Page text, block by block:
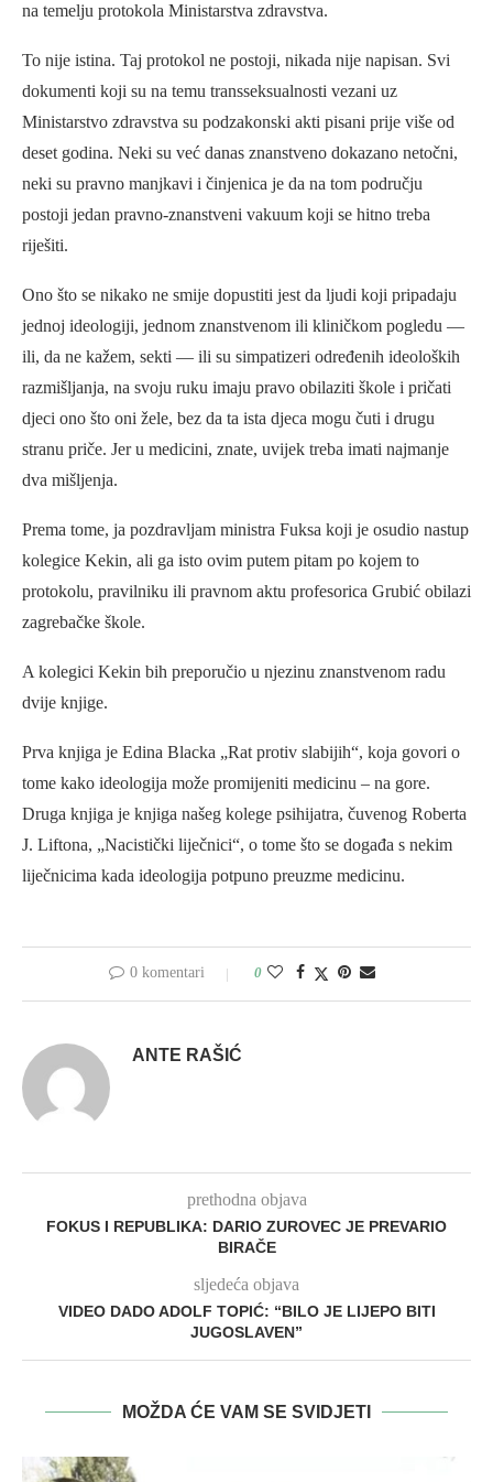
na temelju protokola Ministarstva zdravstva.
To nije istina. Taj protokol ne postoji, nikada nije napisan. Svi
dokumenti koji su na temu transseksualnosti vezani uz
Ministarstvo zdravstva su podzakonski akti pisani prije više od
deset godina. Neki su već danas znanstveno dokazano netočni,
neki su pravno manjkavi i činjenica je da na tom području
postoji jedan pravno-znanstveni vakuum koji se hitno treba
riješiti.
Ono što se nikako ne smije dopustiti jest da ljudi koji pripadaju
jednoj ideologiji, jednom znanstvenom ili kliničkom pogledu —
ili, da ne kažem, sekti — ili su simpatizeri određenih ideoloških
razmišljanja, na svoju ruku imaju pravo obilaziti škole i pričati
djeci ono što oni žele, bez da ta ista djeca mogu čuti i drugu
stranu priče. Jer u medicini, znate, uvijek treba imati najmanje
dva mišljenja.
Prema tome, ja pozdravljam ministra Fuksa koji je osudio nastup
kolegice Kekin, ali ga isto ovim putem pitam po kojem to
protokolu, pravilniku ili pravnom aktu profesorica Grubić obilazi
zagrebačke škole.
A kolegici Kekin bih preporučio u njezinu znanstvenom radu
dvije knjige.
Prva knjiga je Edina Blacka „Rat protiv slabijih“, koja govori o
tome kako ideologija može promijeniti medicinu – na gore.
Druga knjiga je knjiga našeg kolege psihijatra, čuvenog Roberta
J. Liftona, „Nacistički liječnici“, o tome što se događa s nekim
liječnicima kada ideologija potpuno preuzme medicinu.
0 komentari 0
ANTE RAŠIĆ
prethodna objava
FOKUS I REPUBLIKA: DARIO ZUROVEC JE PREVARIO
BIRAČE
sljedeća objava
VIDEO DADO ADOLF TOPIĆ: “BILO JE LIJEPO BITI
JUGOSLAVEN”
MOŽDA ĆE VAM SE SVIDJETI